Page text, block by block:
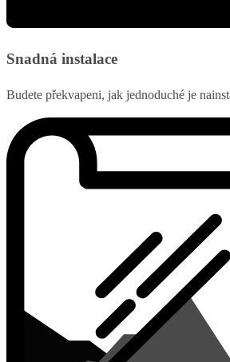
Snadná instalace
Budete překvapeni, jak jednoduché je